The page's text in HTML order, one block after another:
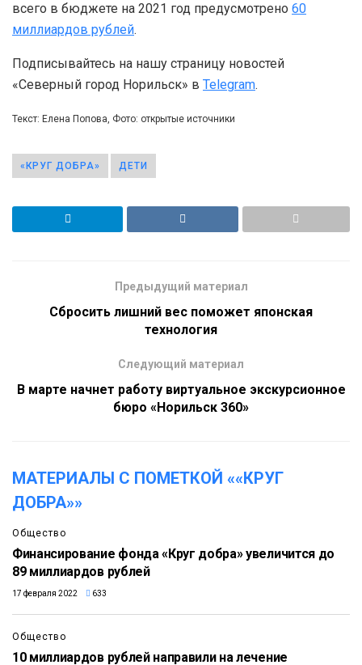
всего в бюджете на 2021 год предусмотрено 60
миллиардов рублей.
Подписывайтесь на нашу страницу новостей
«Северный город Норильск» в Telegram.
Текст: Елена Попова, Фото: открытые источники
«КРУГ ДОБРА» ДЕТИ
Предыдущий материал
Сбросить лишний вес поможет японская
технология
Следующий материал
В марте начнет работу виртуальное экскурсионное
бюро «Норильск 360»
МАТЕРИАЛЫ С ПОМЕТКОЙ ««КРУГ
ДОБРА»»
Общество
Финансирование фонда «Круг добра» увеличится до
89 миллиардов рублей
17 февраля 2022 633
Общество
10 миллиардов рублей направили на лечение